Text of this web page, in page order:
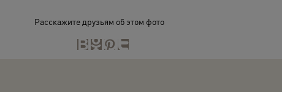
Расскажите друзьям об этом фото